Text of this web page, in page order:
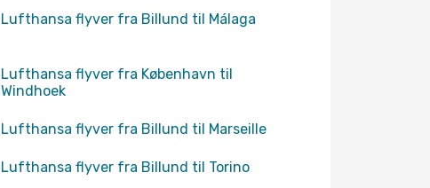
Lufthansa flyver fra Billund til Málaga
Lufthansa flyver fra København til
Windhoek
Lufthansa flyver fra Billund til Marseille
Lufthansa flyver fra Billund til Torino